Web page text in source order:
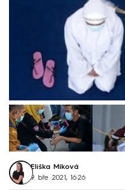
Eliška Míková
9. bře 2021, 16:26